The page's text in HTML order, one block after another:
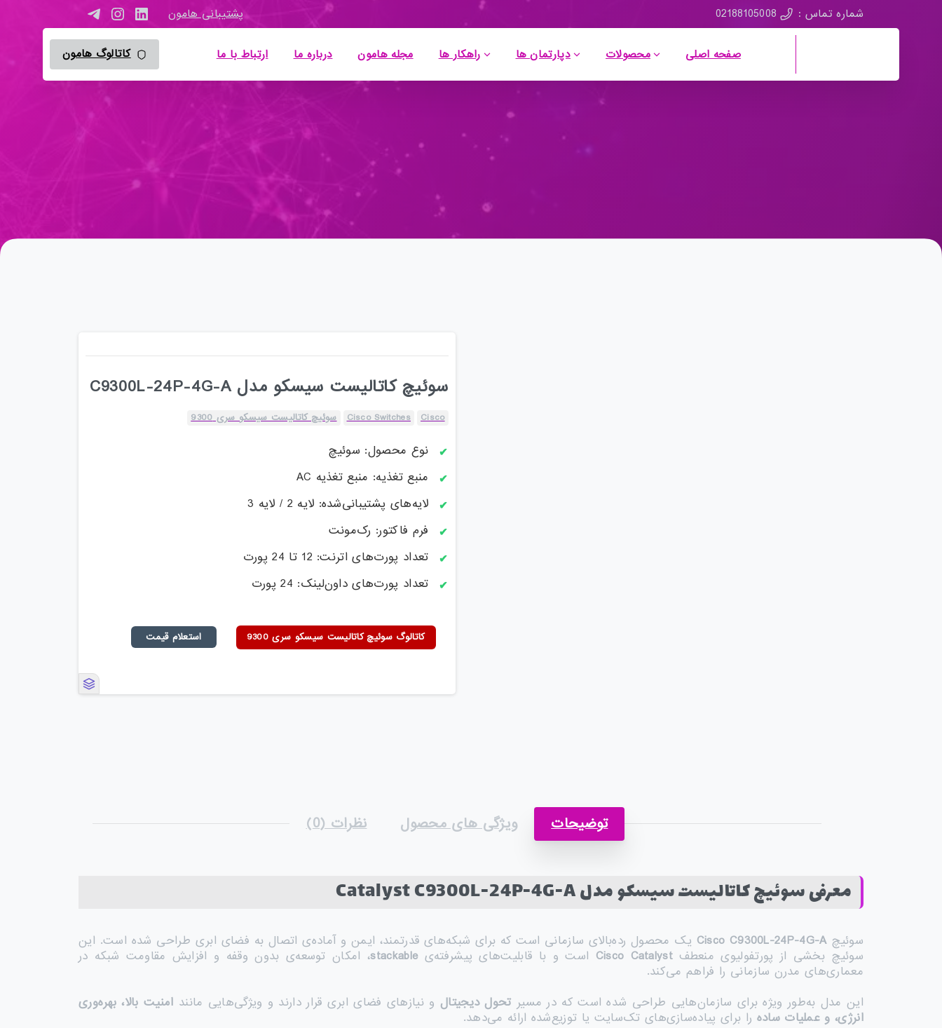
شماره تماس : 02188105008 پشتیبانی هامون
صفحه اصلی محصولات دپارتمان ها راهکار ها مجله هامون درباره ما ارتباط با ما کاتالوگ هامون
سوئیچ کاتالیست سیسکو مدل C9300L-24P-4G-A
Cisco
Cisco Switches سوئیچ کاتالیست سیسکو سری 9300
نوع محصول: سوئیچ
منبع تغذیه: منبع تغذیه AC
لایه‌های پشتیبانی‌شده: لایه 2 / لایه 3
فرم فاکتور: رک‌مونت
تعداد پورت‌های اترنت: 12 تا 24 پورت
تعداد پورت‌های داون‌لینک: 24 پورت
کاتالوگ سوئیچ کاتالیست سیسکو سری 9300 استعلام قیمت
توضیحات ویژگی های محصول نظرات (0)
معرفی سوئیچ کاتالیست سیسکو مدل Catalyst C9300L-24P-4G-A
سوئیچCisco C9300L-24P-4G-A یک محصول رده‌بالای سازمانی است که برای شبکه‌های قدرتمند، ایمن و آماده‌ی اتصال به فضای ابری طراحی شده است. این
سوئیچ بخشی از پورتفولیوی منعطف Cisco Catalyst است و با قابلیت‌های پیشرفته‌یstackable، امکان توسعه‌ی بدون وقفه و افزایش مقاومت شبکه در
معماری‌های مدرن سازمانی را فراهم می‌کند.
این مدل به‌طور ویژه برای سازمان‌هایی طراحی شده است که در مسیر تحول دیجیتال و نیازهای فضای ابری قرار دارند و ویژگی‌هایی مانند امنیت بالا، بهره‌وری
انرژی، و عملیات ساده را برای پیاده‌سازی‌های تک‌سایت یا توزیع‌شده ارائه می‌دهد.